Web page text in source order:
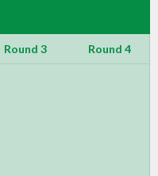
Round 3 Round 4